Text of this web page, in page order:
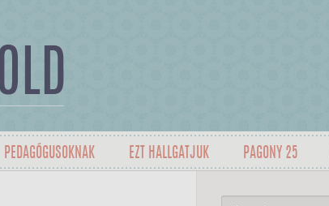
PEDAGÓGUSOKNAK EZT HALLGATJUK PAGONY 25